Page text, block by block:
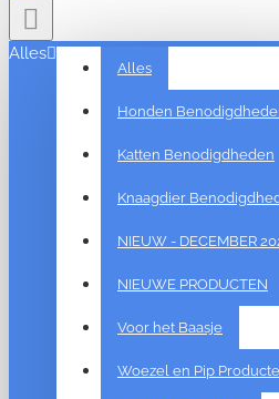
Alles
Alles
Honden
Katten Benodigdheden
Knaagdier
NIEUW - DECEMBER
NIEUWE PRODUCTEN
Voor het Baasje
Woezel en Pip